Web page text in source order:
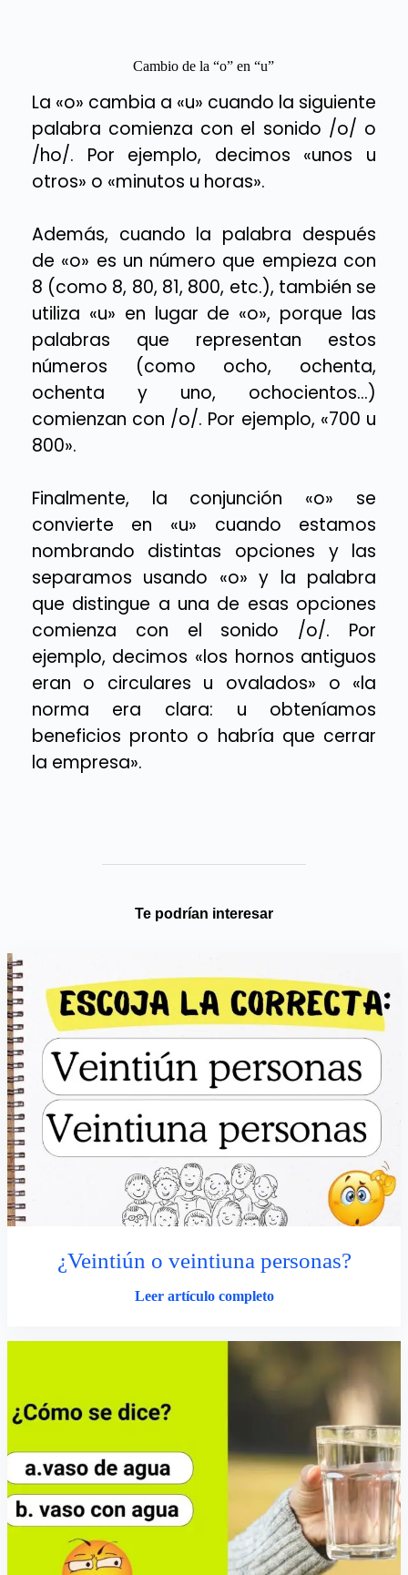
Cambio de la “o” en “u”
La «o» cambia a «u» cuando la siguiente
palabra comienza con el sonido /o/ o
/ho/. Por ejemplo, decimos «unos u
otros» o «minutos u horas».
Además, cuando la palabra después
de «o» es un número que empieza con
8 (como 8, 80, 81, 800, etc.), también se
utiliza «u» en lugar de «o», porque las
palabras que representan estos
números (como ocho, ochenta,
ochenta y uno, ochocientos…)
comienzan con /o/. Por ejemplo, «700 u
800».
Finalmente, la conjunción «o» se
convierte en «u» cuando estamos
nombrando distintas opciones y las
separamos usando «o» y la palabra
que distingue a una de esas opciones
comienza con el sonido /o/. Por
ejemplo, decimos «los hornos antiguos
eran o circulares u ovalados» o «la
norma era clara: u obteníamos
beneficios pronto o habría que cerrar
la empresa».
Te podrían interesar
¿Veintiún o veintiuna personas?
Leer artículo completo